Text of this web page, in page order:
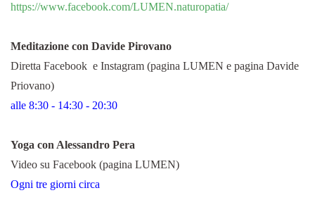
https://www.facebook.com/LUMEN.naturopatia/
Meditazione con Davide Pirovano
Diretta Facebook e Instagram (pagina LUMEN e pagina Davide
Priovano)
alle 8:30 - 14:30 - 20:30
Yoga con Alessandro Pera
Video su Facebook (pagina LUMEN)
Ogni tre giorni circa